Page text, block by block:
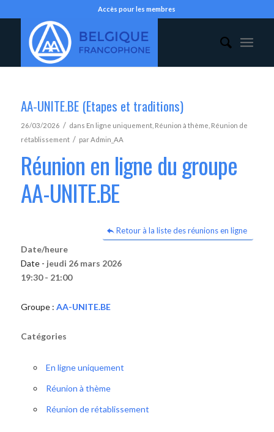
Accès pour les membres
AA-UNITE.BE (Etapes et traditions)
26/03/2026 / dans En ligne uniquement, Réunion à thème Réunion de
rétablissement / parAdmin_AA
Réunion en ligne du groupe
AA-UNITE.BE
Retour à la liste des réunions en ligne
Date/heure
Date - jeudi 26 mars 2026
19:30 - 21:00
Groupe : AA-UNITE.BE
Catégories
En ligne uniquement
Réunion à thème
Réunion de rétablissement